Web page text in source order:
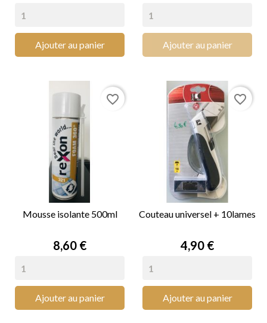
Ajouter au panier Ajouter au panier
Mousse isolante 500ml
Prix
8,60 €
Ajouter au panier
favorite_border
Couteau universel + 10lames
Prix
4,90 €
Ajouter au panier
favorite_border